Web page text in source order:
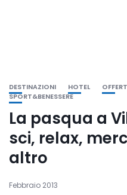
DESTINAZIONI HOTEL
SPORT&BENESSERE
La pasqua a
sci, relax,
altro
Febbraio 2013